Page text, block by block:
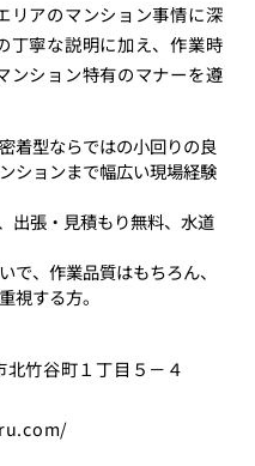
リアのマンション事情に深
丁寧な説明に加え、作業時
ンション特有のマナーを遵
着型ならではの小回りの良
ションまで幅広い現場経験
出張・見積もり無料、水道
で、作業品質はもちろん、
視する方。
竹谷町１丁目５－４